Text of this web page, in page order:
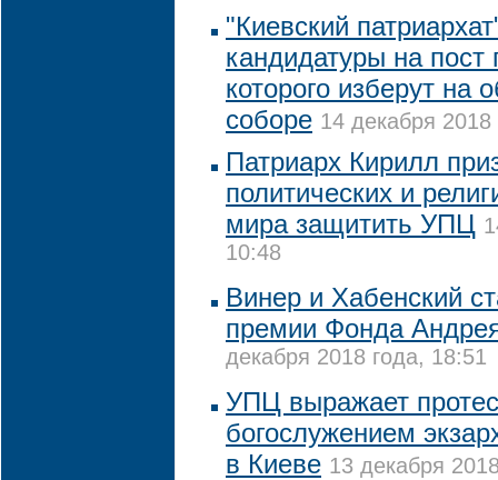
"Киевский
кандидатуры на пост
которого изберут на
соборе 14 декабря 2018
Патриарх Кирилл
политических и
мира защитить УПЦ
10:48
Винер и Хабенский
премии Фонда
декабря 2018 года, 18:51
УПЦ выражает
богослужением
в Киеве 13 декабря